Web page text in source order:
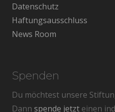
Datenschutz
Haftungsausschluss
News Room
Spenden
Du möchtest unsere
Dann spende jetzt einen